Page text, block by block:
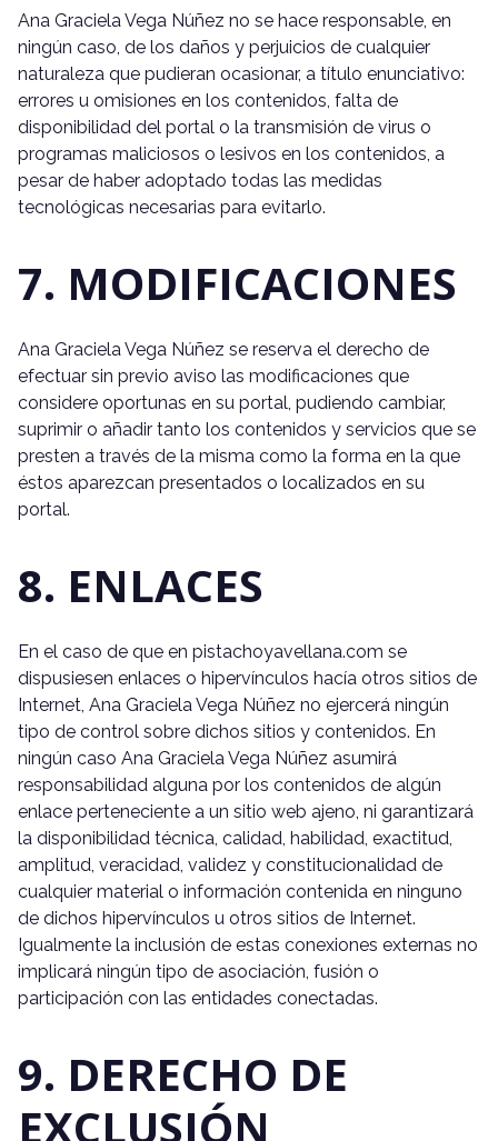
Ana Graciela Vega Núñez no se hace responsable, en
ningún caso, de los daños y perjuicios de cualquier
naturaleza que pudieran ocasionar, a título enunciativo:
errores u omisiones en los contenidos, falta de
disponibilidad del portal o la transmisión de virus o
programas maliciosos o lesivos en los contenidos, a
pesar de haber adoptado todas las medidas
tecnológicas necesarias para evitarlo.
7. MODIFICACIONES
Ana Graciela Vega Núñez se reserva el derecho de
efectuar sin previo aviso las modificaciones que
considere oportunas en su portal, pudiendo cambiar,
suprimir o añadir tanto los contenidos y servicios que se
presten a través de la misma como la forma en la que
éstos aparezcan presentados o localizados en su
portal.
8. ENLACES
En el caso de que en pistachoyavellana.com se
dispusiesen enlaces o hipervínculos hacía otros sitios de
Internet, Ana Graciela Vega Núñez no ejercerá ningún
tipo de control sobre dichos sitios y contenidos. En
ningún caso Ana Graciela Vega Núñez asumirá
responsabilidad alguna por los contenidos de algún
enlace perteneciente a un sitio web ajeno, ni garantizará
la disponibilidad técnica, calidad, habilidad, exactitud,
amplitud, veracidad, validez y constitucionalidad de
cualquier material o información contenida en ninguno
de dichos hipervínculos u otros sitios de Internet.
Igualmente la inclusión de estas conexiones externas no
implicará ningún tipo de asociación, fusión o
participación con las entidades conectadas.
9. DERECHO DE
EXCLUSIÓN